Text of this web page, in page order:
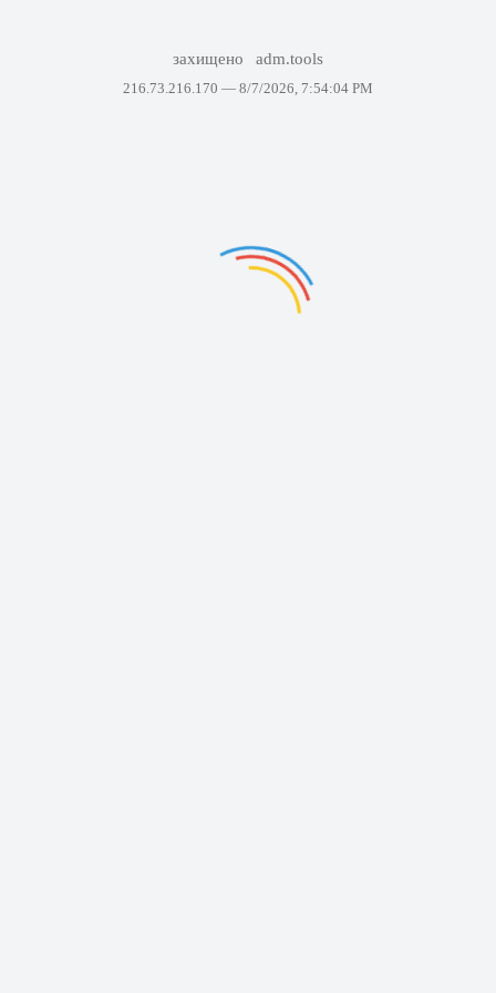
захищено adm.tools
216.73.216.170 — 8/7/2026, 7:54:04 PM